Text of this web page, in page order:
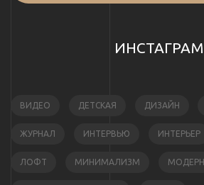
ИНСТАГРАМ
ВИДЕО ДЕТСКАЯ ДИЗАЙН
ЖУРНАЛ ИНТЕРВЬЮ ИНТЕРЬЕР
ЛОФТ МИНИМАЛИЗМ МОДЕРН